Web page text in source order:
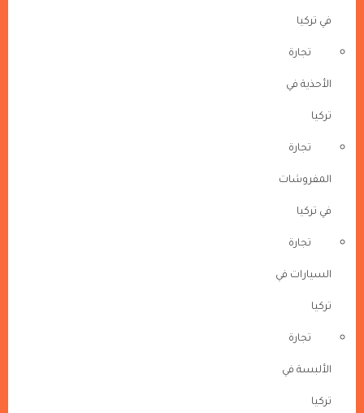
في تركيا
تجارة
الأحذية في
تركيا
تجارة
المفروشات
في تركيا
تجارة
السيارات في
تركيا
تجارة
الألبسة في
تركيا